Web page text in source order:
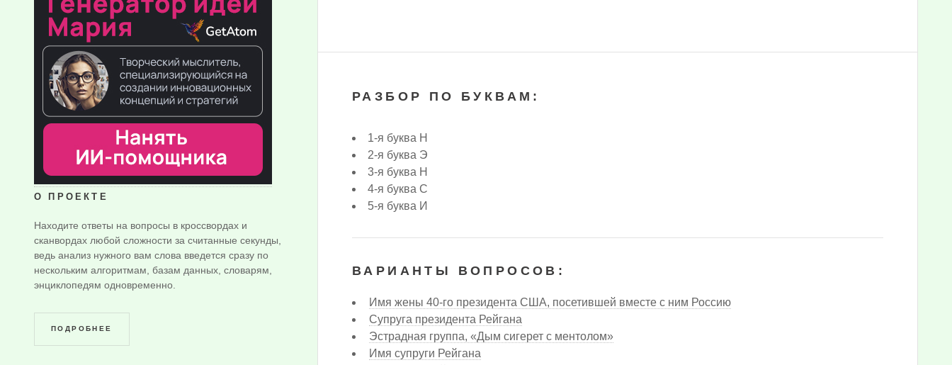
РАЗБОР ПО БУКВАМ:
1-я буква Н
2-я буква Э
3-я буква Н
4-я буква С
5-я буква И
ВАРИАНТЫ ВОПРОСОВ:
Имя жены 40-го президента США, посетившей вместе с ним Россию
Супруга президента Рейгана
Эстрадная группа, «Дым сигерет с ментолом»
Имя супруги Рейгана
О ПРОЕКТЕ
Находите ответы на вопросы в кроссвордах и
сканвордах любой сложности за считанные секунды,
ведь анализ нужного вам слова введется сразу по
нескольким алгоритмам, базам данных, словарям,
энциклопедям одновременно.
ПОДРОБНЕЕ